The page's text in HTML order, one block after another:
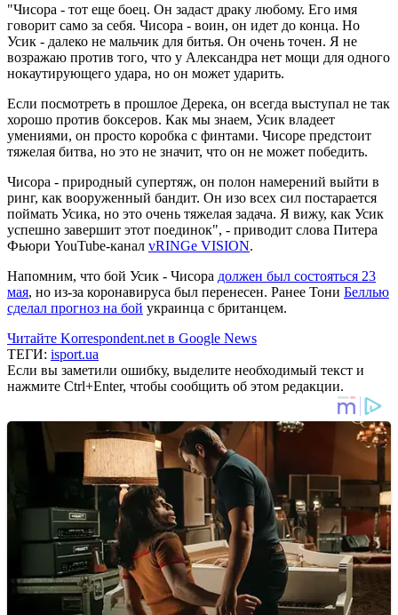
"Чисора - тот еще боец. Он задаст драку любому. Его имя
говорит само за себя. Чисора - воин, он идет до конца. Но
Усик - далеко не мальчик для битья. Он очень точен. Я не
возражаю против того, что у Александра нет мощи для одного
нокаутирующего удара, но он может ударить.
Если посмотреть в прошлое Дерека, он всегда выступал не так
хорошо против боксеров. Как мы знаем, Усик владеет
умениями, он просто коробка с финтами. Чисоре предстоит
тяжелая битва, но это не значит, что он не может победить.
Чисора - природный супертяж, он полон намерений выйти в
ринг, как вооруженный бандит. Он изо всех сил постарается
поймать Усика, но это очень тяжелая задача. Я вижу, как Усик
успешно завершит этот поединок", - приводит слова Питера
Фьюри YouTube-канал vRINGe VISION.
Напомним, что бой Усик - Чисора должен был состояться 23
мая, но из-за коронавируса был перенесен. Ранее Тони Беллью
сделал прогноз на бой украинца с британцем.
Читайте Korrespondent.net в Google News
ТЕГИ: isport.ua
Если вы заметили ошибку, выделите необходимый текст и
нажмите Ctrl+Enter, чтобы сообщить об этом редакции.